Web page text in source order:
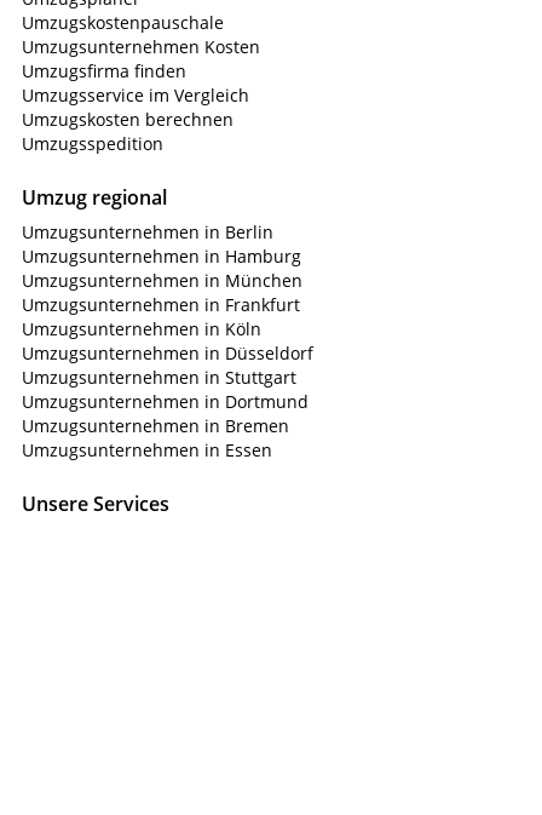
Umzugskostenpauschale
Umzugsunternehmen Kosten
Umzugsfirma finden
Umzugsservice im Vergleich
Umzugskosten berechnen
Umzugsspedition
Umzug regional
Umzugsunternehmen in Berlin
Umzugsunternehmen in Hamburg
Umzugsunternehmen in München
Umzugsunternehmen in Frankfurt
Umzugsunternehmen in Köln
Umzugsunternehmen in Düsseldorf
Umzugsunternehmen in Stuttgart
Umzugsunternehmen in Dortmund
Umzugsunternehmen in Bremen
Umzugsunternehmen in Essen
Unsere Services